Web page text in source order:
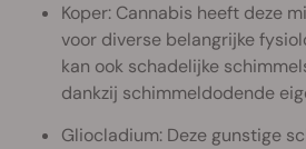
Koper: Cannabis heeft deze
voor diverse belangrijke
kan ook schadelijke
dankzij schimmeldodende
Gliocladium: Deze gunstige